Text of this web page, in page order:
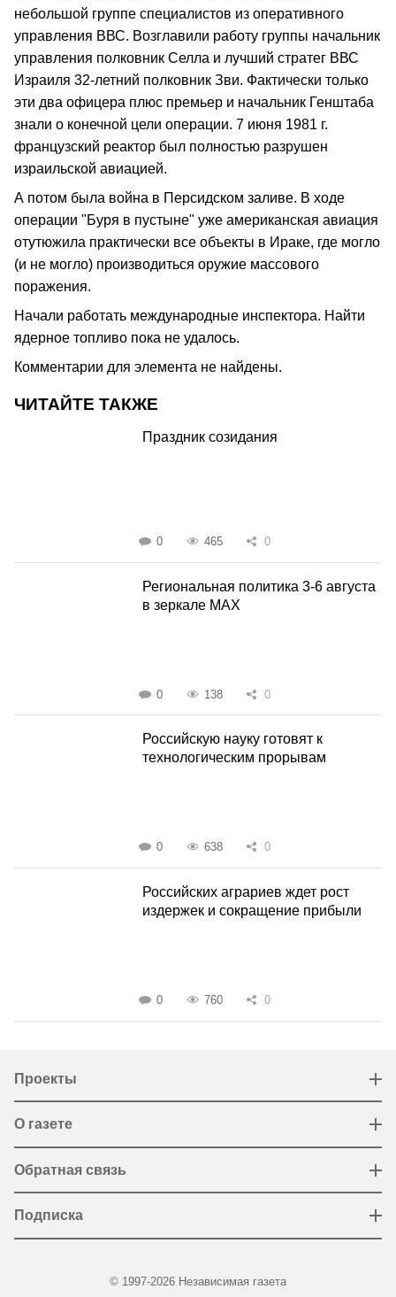
небольшой группе специалистов из оперативного
управления ВВС. Возглавили работу группы начальник
управления полковник Селла и лучший стратег ВВС
Израиля 32-летний полковник Зви. Фактически только
эти два офицера плюс премьер и начальник Генштаба
знали о конечной цели операции. 7 июня 1981 г.
французский реактор был полностью разрушен
израильской авиацией.
А потом была война в Персидском заливе. В ходе
операции "Буря в пустыне" уже американская авиация
отутюжила практически все объекты в Ираке, где могло
(и не могло) производиться оружие массового
поражения.
Начали работать международные инспектора. Найти
ядерное топливо пока не удалось.
Комментарии для элемента не найдены.
ЧИТАЙТЕ ТАКЖЕ
Праздник созидания
0 465 0
Региональная политика 3-6 августа
в зеркале MAX
0 138 0
Российскую науку готовят к
технологическим прорывам
0 638 0
Российских аграриев ждет рост
издержек и сокращение прибыли
0 760 0
Проекты
О газете
Обратная связь
Подписка
© 1997-2026 Независимая газета